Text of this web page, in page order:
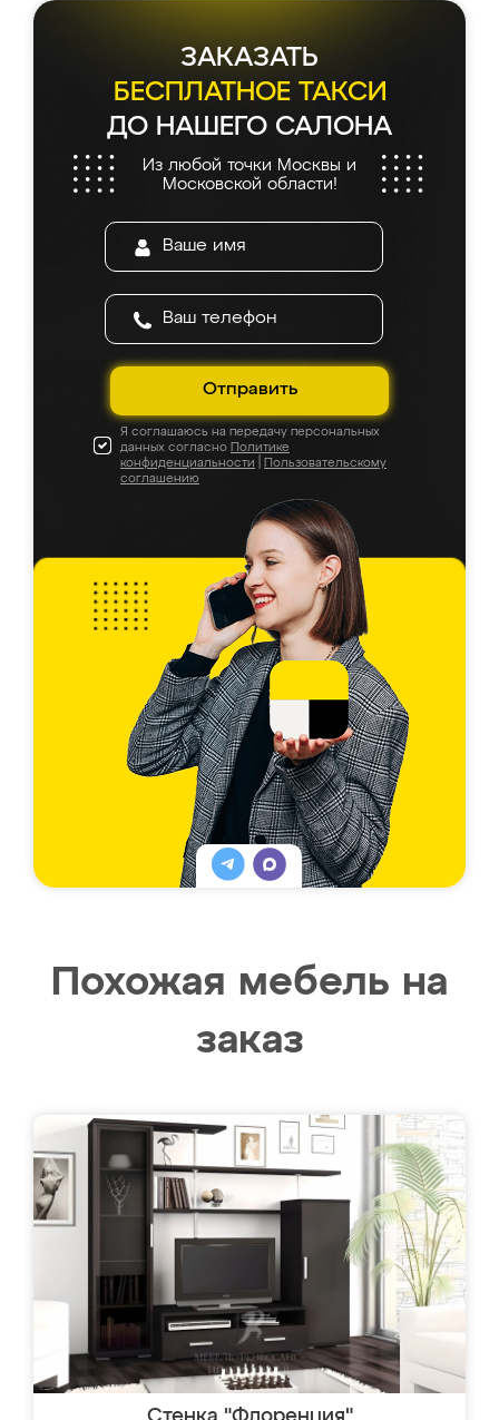
ЗАКАЗАТЬ
БЕСПЛАТНОЕ ТАКСИ
ДО НАШЕГО САЛОНА
Из любой точки Москвы и
Московской области!
Отправить
Я соглашаюсь на передачу персональных
данных согласно Политике
конфиденциальности
Пользовательскому
соглашению
Похожая мебель на
заказ